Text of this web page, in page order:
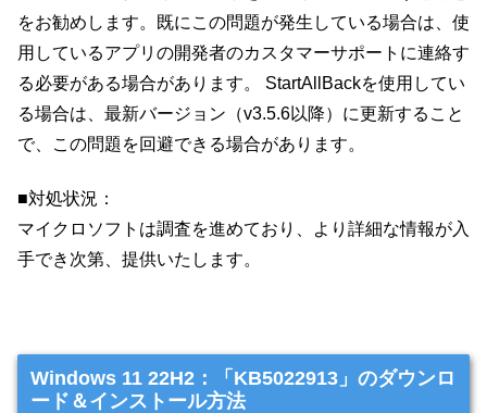
をお勧めします。既にこの問題が発生している場合は、使
用しているアプリの開発者のカスタマーサポートに連絡す
る必要がある場合があります。 StartAllBackを使用してい
る場合は、最新バージョン（v3.5.6以降）に更新すること
で、この問題を回避できる場合があります。
■対処状況：
マイクロソフトは調査を進めており、より詳細な情報が入
手でき次第、提供いたします。
Windows 11 22H2：「KB5022913」のダウンロ
ード＆インストール方法